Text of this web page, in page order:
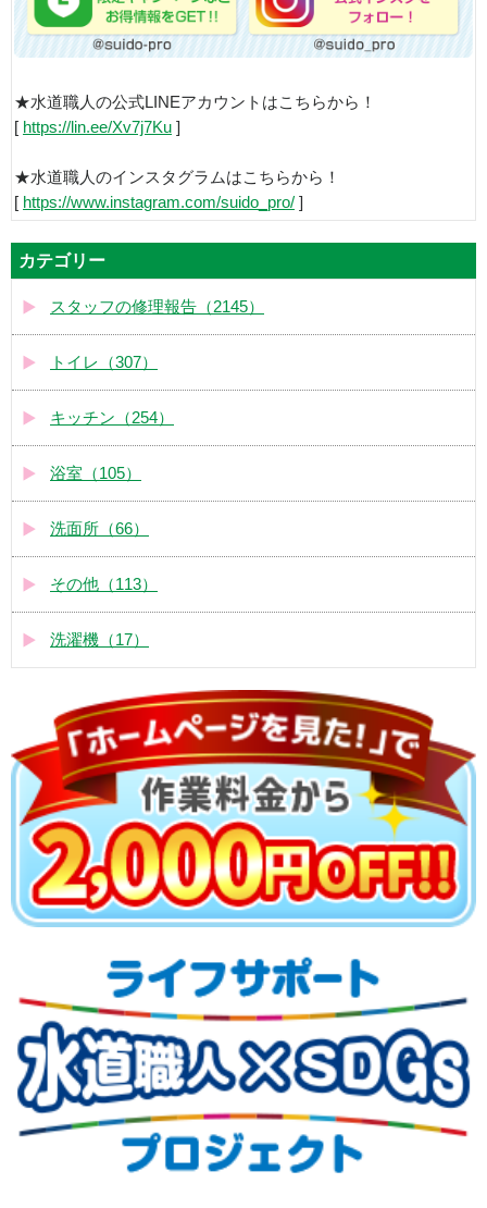
★水道職人の公式LINEアカウントはこちらから！
[ https://lin.ee/Xv7j7Ku ]
★水道職人のインスタグラムはこちらから！
[ https://www.instagram.com/suido_pro/ ]
カテゴリー
スタッフの修理報告（2145）
トイレ（307）
キッチン（254）
浴室（105）
洗面所（66）
その他（113）
洗濯機（17）